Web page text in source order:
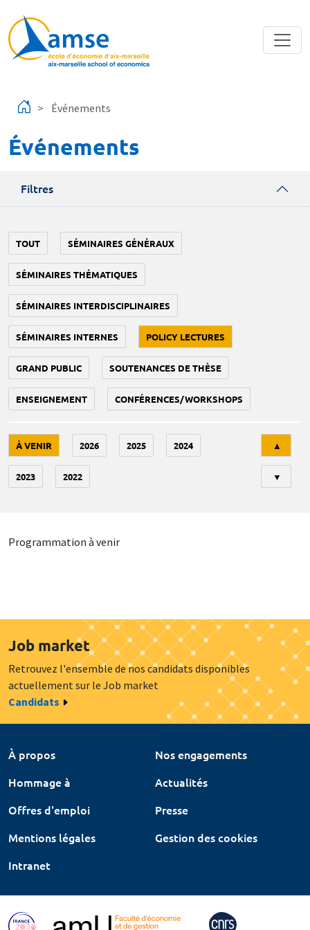
Événements
Événements
Filtres
TOUT SÉMINAIRES GÉNÉRAUX
SÉMINAIRES THÉMATIQUES
SÉMINAIRES INTERDISCIPLINAIRES
SÉMINAIRES INTERNES POLICY LECTURES
GRAND PUBLIC SOUTENANCES DE THÈSE
ENSEIGNEMENT CONFÉRENCES/WORKSHOPS
À VENIR 2026 2025 2024
2023 2022
▲
▼
Programmation à venir
Job market
Retrouvez l'ensemble de nos candidats disponibles
actuellement sur le Job market
Candidats
À propos
Nos engagements
Hommage à
Actualités
Offres d'emploi
Presse
Mentions légales
Gestion des cookies
Intranet